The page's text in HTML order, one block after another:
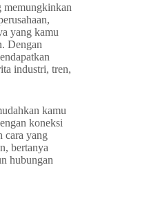
yang kamu
Dengan
industri, tren,
kamu
koneksi
cara yang
bertanya
hubungan